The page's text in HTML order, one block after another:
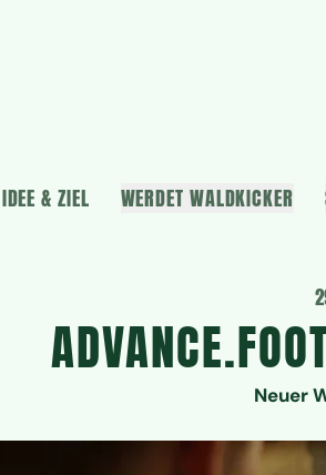
IDEE & ZIEL WERDET WALDKICKER
Neuer